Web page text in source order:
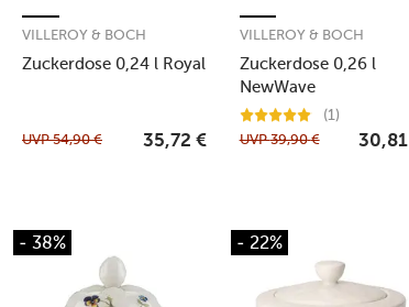
Zuckerdose 0,24 l Royal
VILLEROY & BOCH
UVP54,90 € 35,72 €
Zuckerdose 0,26 l
NewWave
VILLEROY & BOCH
(1)
UVP39,90 € 30,81
- 38% - 22%